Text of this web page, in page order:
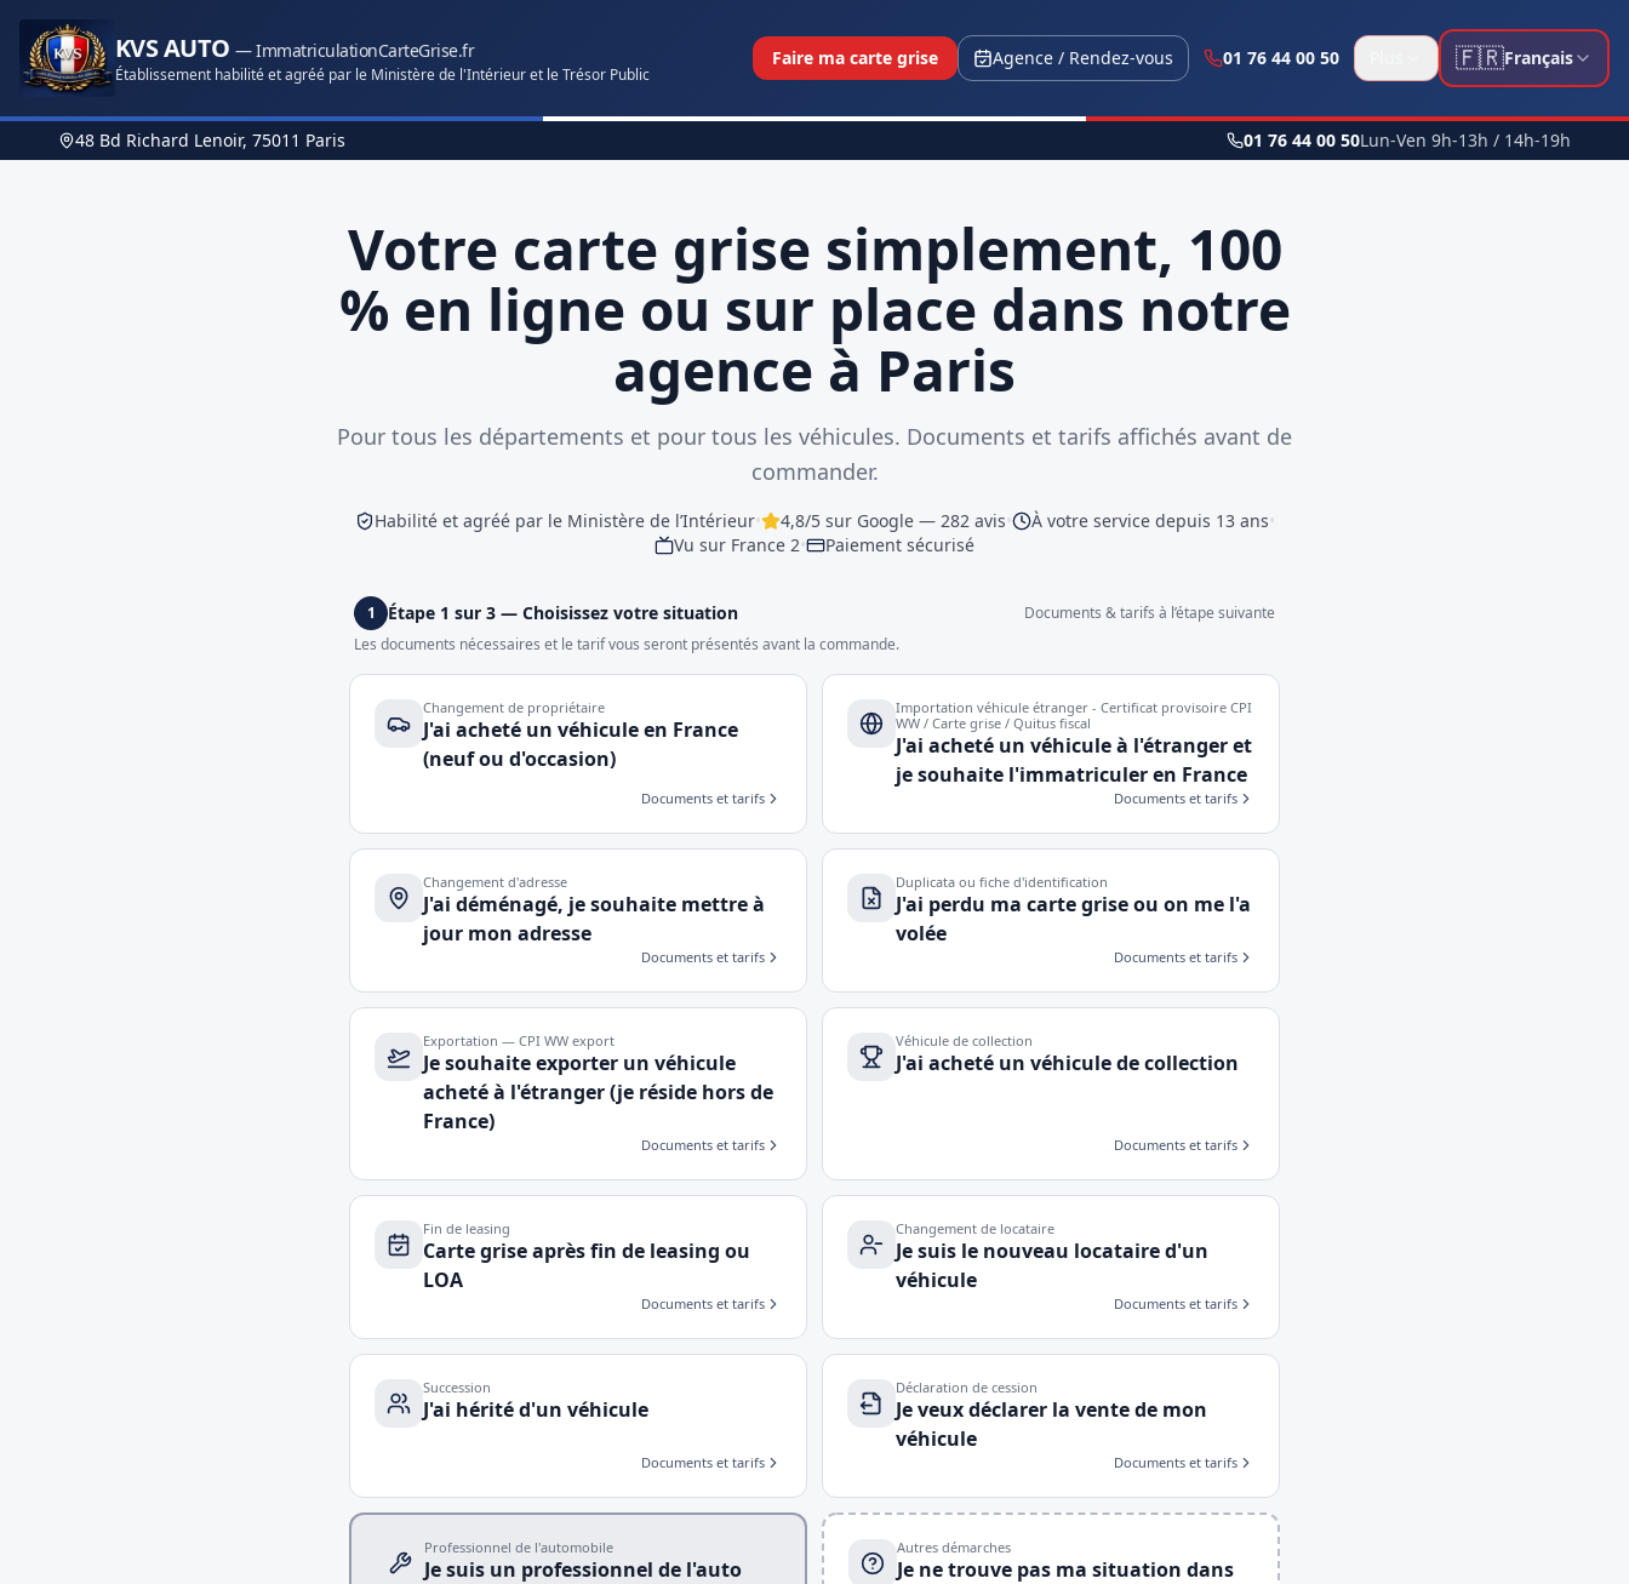
KVS AUTO — ImmatriculationCarteGrise.fr
Établissement habilité et agréé par le Ministère de l'Intérieur et le Trésor Public
Faire ma carte grise Agence / Rendez-vous 01 76 44 00 50 🇫🇷Français
48 Bd Richard Lenoir, 75011 Paris 01 76 44 00 50Lun-Ven 9h-13h / 14h-19h
Votre carte grise simplement, 100
% en ligne ou sur place dans notre
agence à Paris
Pour tous les départements et pour tous les véhicules. Documents et tarifs affichés avant de
commander.
Habilité et agréé par le Ministère de l’Intérieur• 4,8/5 sur Google — 282avis• À votre service depuis 13 ans•
Vu sur France 2• Paiement sécurisé
1 Étape 1 sur 3 — Choisissez votre situation
Documents & tarifs à l’étape suivante
Les documents nécessaires et le tarif vous seront présentés avant la commande.
Changement de propriétaire
J'ai acheté un véhicule en France
(neuf ou d'occasion)
Documents et tarifs
Importation véhicule étranger - Certificat provisoire CPI
WW / Carte grise / Quitus fiscal
J'ai acheté un véhicule à l'étranger et
je souhaite l'immatriculer en France
Documents et tarifs
Changement d'adresse
J'ai déménagé, je souhaite mettre à
jour mon adresse
Documents et tarifs
Duplicata ou fiche d'identification
J'ai perdu ma carte grise ou on me l'a
volée
Documents et tarifs
Exportation — CPI WW export
Je souhaite exporter un véhicule
acheté à l'étranger (je réside hors de
France)
Documents et tarifs
Véhicule de collection
J'ai acheté un véhicule de collection
Documents et tarifs
Fin de leasing
Carte grise après fin de leasing ou
LOA
Documents et tarifs
Changement de locataire
Je suis le nouveau locataire d'un
véhicule
Documents et tarifs
Succession
J'ai hérité d'un véhicule
Documents et tarifs
Déclaration de cession
Je veux déclarer la vente de mon
véhicule
Documents et tarifs
Professionnel de l'automobile
Je suis un professionnel de l'auto
Autres démarches
Je ne trouve pas ma situation dans